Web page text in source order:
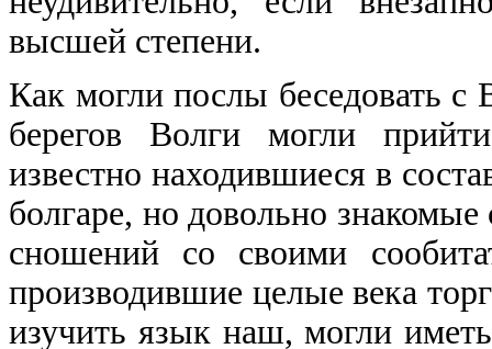
высшей степени.
Как могли послы беседовать
берегов Волги могли
известно находившиеся в
болгаре, но довольно
сношений со своими
производившие целые века
изучить язык наш, могли